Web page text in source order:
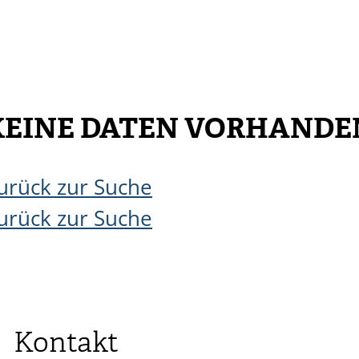
Kontakt
DATEN
zur Suche
zur Suche